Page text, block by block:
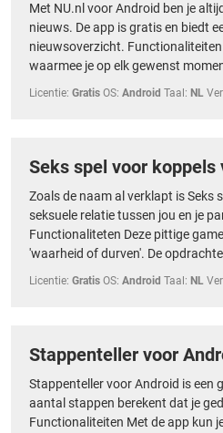
Met NU.nl voor Android ben je
nieuws. De app is gratis en biedt
nieuwsoverzicht.
waarmee je op elk gewenst
Licentie: Gratis OS: Android Taal: NL
Seks spel voor koppels
Zoals de naam al verklapt is Seks
seksuele relatie tussen jou en je
Functionaliteten Deze pittige
'waarheid of durven'. De
Licentie: Gratis OS: Android Taal: NL
Stappenteller voor
Stappenteller voor Android is een
aantal stappen berekent dat je
Functionaliteiten Met de app kun